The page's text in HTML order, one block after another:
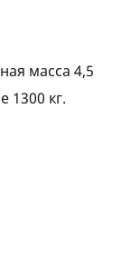
масса 4,5
1300 кг.